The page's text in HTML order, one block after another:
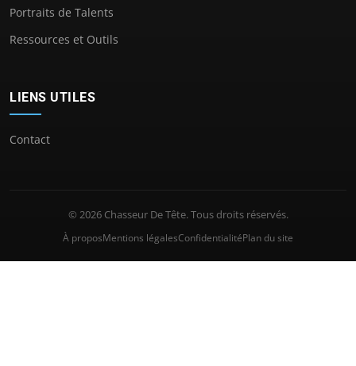
Portraits de Talents
Ressources et Outils
LIENS UTILES
Contact
© 2026 Chasseur De Tête. Tous droits réservés.
À proposMentions légalesConfidentialitéPlan du site